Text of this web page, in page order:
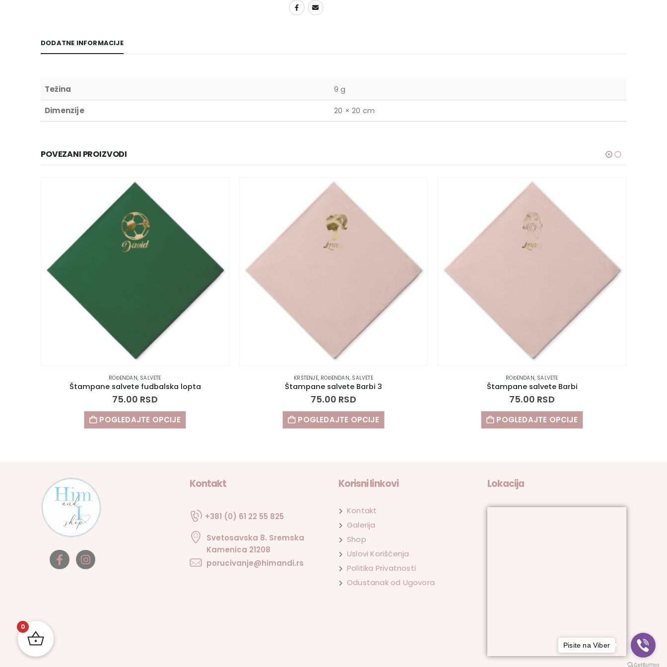
DODATNE INFORMACIJE
Težina 9 g
Dimenzije 20 × 20 cm
POVEZANI PROIZVODI
ROĐENDAN, SALVETE
Štampane salvete fudbalska lopta
75.00 RSD
POGLEDAJTE OPCIJE
KRŠTENJE, ROĐENDAN, SALVETE
Štampane salvete Barbi 3
75.00 RSD
POGLEDAJTE OPCIJE
ROĐENDAN, SALVETE
Štampane salvete Barbi
75.00 RSD
POGLEDAJTE OPCIJE
Kontakt
+381 (0) 61 22 55 825
Svetosavska 8. Sremska
Kamenica 21208
porucivanje@himandi.rs
Korisni linkovi
Kontakt
Galerija
Shop
Uslovi Korišćenja
Politika Privatnosti
Odustanak od Ugovora
Lokacija
0
Pisite na Viber